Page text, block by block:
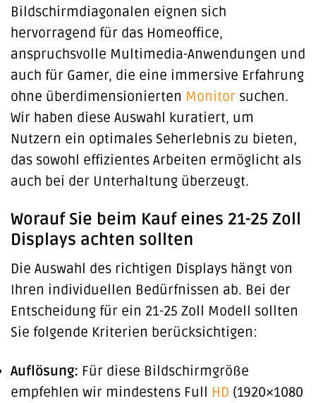
Bildschirmdiagonalen eignen sich
hervorragend für das Homeoffice,
anspruchsvolle Multimedia-Anwendungen und
auch für Gamer, die eine immersive Erfahrung
ohne überdimensionierten Monitor suchen.
Wir haben diese Auswahl kuratiert, um
Nutzern ein optimales Seherlebnis zu bieten,
das sowohl effizientes Arbeiten ermöglicht als
auch bei der Unterhaltung überzeugt.
Worauf Sie beim Kauf eines 21-25 Zoll
Displays achten sollten
Die Auswahl des richtigen Displays hängt von
Ihren individuellen Bedürfnissen ab. Bei der
Entscheidung für ein 21-25 Zoll Modell sollten
Sie folgende Kriterien berücksichtigen:
Auflösung: Für diese Bildschirmgröße
empfehlen wir mindestens Full HD (1920×1080